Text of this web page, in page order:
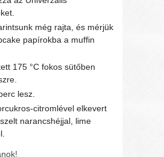
még rajta, és mérjük
papírokba a muffin
175 °C fokos sütőben
lesz.
citromlével elkevert
narancshéjjal, lime